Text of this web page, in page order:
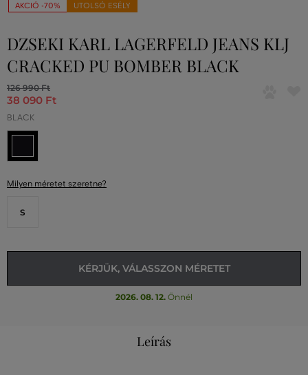
AKCIÓ -70% UTOLSÓ ESÉLY
DZSEKI KARL LAGERFELD JEANS KLJ
CRACKED PU BOMBER BLACK
126 990 Ft
38 090 Ft
BLACK
Milyen méretet szeretne?
S
KÉRJÜK, VÁLASSZON MÉRETET
2026. 08. 12. Önnél
Leírás